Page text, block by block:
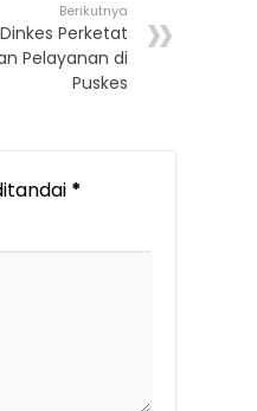
Berikutnya
Perketat
Pelayanan di
Puskes
*